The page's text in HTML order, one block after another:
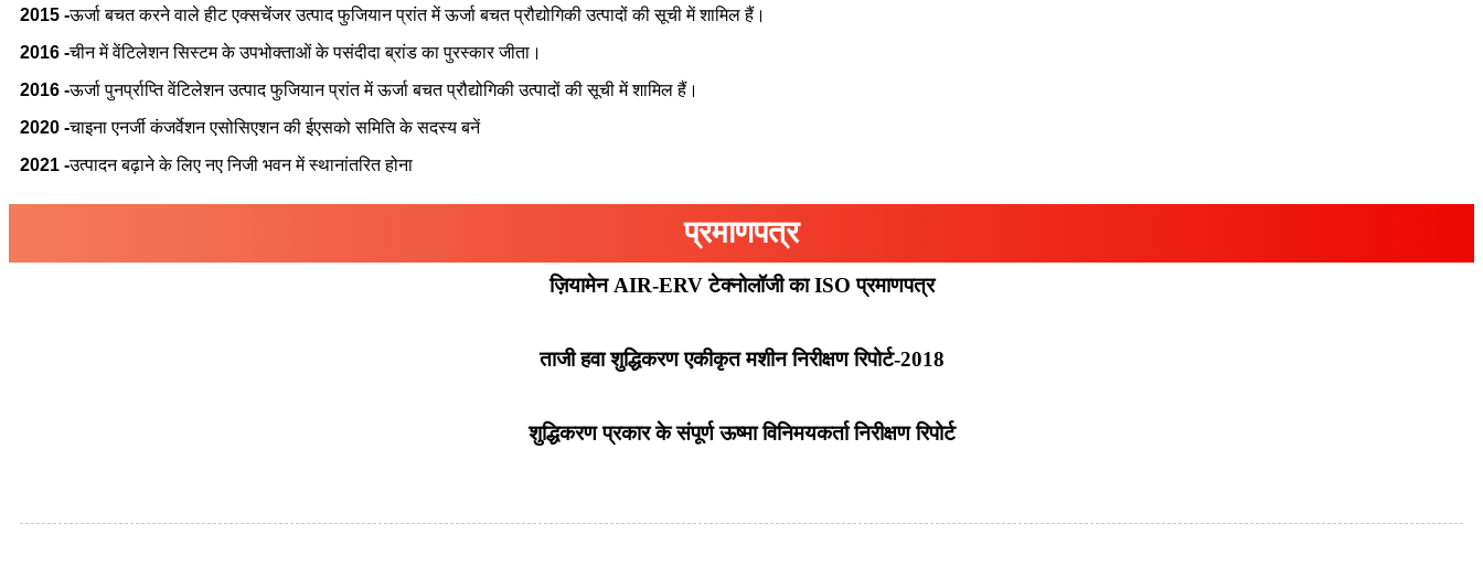
2015 -ऊर्जा बचत करने वाले हीट एक्सचेंजर उत्पाद फुजियान प्रांत में ऊर्जा बचत प्रौद्योगिकी उत्पादों की सूची में शामिल हैं।
2016 -चीन में वेंटिलेशन सिस्टम के उपभोक्ताओं के पसंदीदा ब्रांड का पुरस्कार जीता।
2016 -ऊर्जा पुनर्प्राप्ति वेंटिलेशन उत्पाद फुजियान प्रांत में ऊर्जा बचत प्रौद्योगिकी उत्पादों की सूची में शामिल हैं।
2020 -चाइना एनर्जी कंजर्वेशन एसोसिएशन की ईएसको समिति के सदस्य बनें
2021 -उत्पादन बढ़ाने के लिए नए निजी भवन में स्थानांतरित होना
प्रमाणपत्र
ज़ियामेन AIR-ERV टेक्नोलॉजी का ISO प्रमाणपत्र
ताजी हवा शुद्धिकरण एकीकृत मशीन निरीक्षण रिपोर्ट-2018
शुद्धिकरण प्रकार के संपूर्ण ऊष्मा विनिमयकर्ता निरीक्षण रिपोर्ट